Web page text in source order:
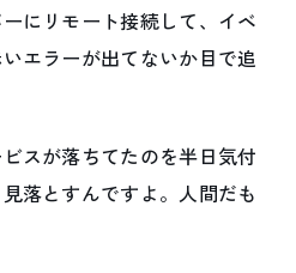
にリモート接続して、イベ
エラーが出てないか目で追
スが落ちてたのを半日気付
落とすんですよ。人間だも